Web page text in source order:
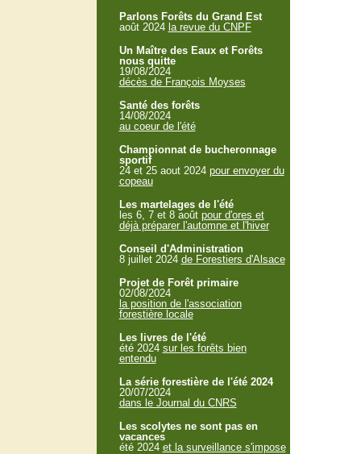
Parlons Forêts du Grand Est
août 2024 la revue du CNPF
Un Maître des Eaux et Forêts
nous quitte
19/08/2024
décès de François Moyses
Santé des forêts
14/08/2024
au coeur de l'été
Championnat de bucheronnage
sportif
24 et 25 aout 2024 pour envoyer du
copeau
Les martelages de l'été
les 6, 7 et 8 août pour d'ores et
déjà préparer l'automne et l'hiver
Conseil d'Administration
8 juillet 2024 de Forestiers d'Alsace
Projet de Forêt primaire
02/08/2024
la position de l'association
forestière locale
Les livres de l'été
été 2024 sur les forêts bien
entendu
La série forestière de l'été 2024
20/07/2024
dans le Journal du CNRS
Les scolytes ne sont pas en
vacances
été 2024 et la surveillance s'impose